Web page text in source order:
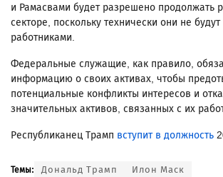
и Рамасвами будет разрешено продолжать
секторе, поскольку технически они не
работниками.
Федеральные служащие, как правило,
информацию о своих активах, чтобы
потенциальные конфликты интересов и
значительных активов, связанных с их
Республиканец Трамп вступит в должность
Темы: Дональд Трамп Илон Маск